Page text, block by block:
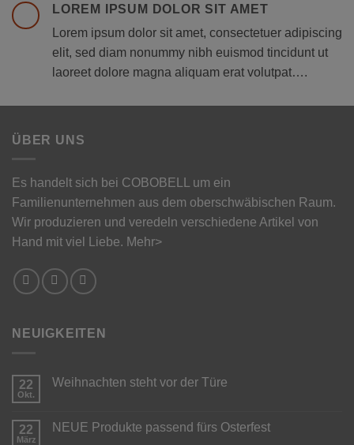
LOREM IPSUM DOLOR SIT AMET
Lorem ipsum dolor sit amet, consectetuer adipiscing
elit, sed diam nonummy nibh euismod tincidunt ut
laoreet dolore magna aliquam erat volutpat….
ÜBER UNS
Es handelt sich bei COBOBELL um ein
Familienunternehmen aus dem oberschwäbischen Raum.
Wir produzieren und veredeln verschiedene Artikel von
Hand mit viel Liebe. Mehr>
NEUIGKEITEN
22
Okt.
Weihnachten steht vor der Türe
Weihnachten
22
März
NEUE Produkte passend fürs Osterfest